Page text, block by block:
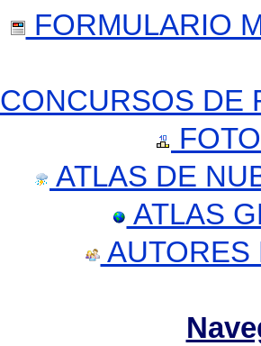
FORMULARIO
CONCURSOS DE
ATLAS DE
ATLAS
AUTORES